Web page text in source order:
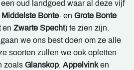
oud landgoed waar al deze vijf
Middelste Bonte- en Grote Bonte
en Zwarte Specht) te zien zijn.
we ons best doen om ze alle
soorten zullen we ook opletten
zoals Glanskop, Appelvinken